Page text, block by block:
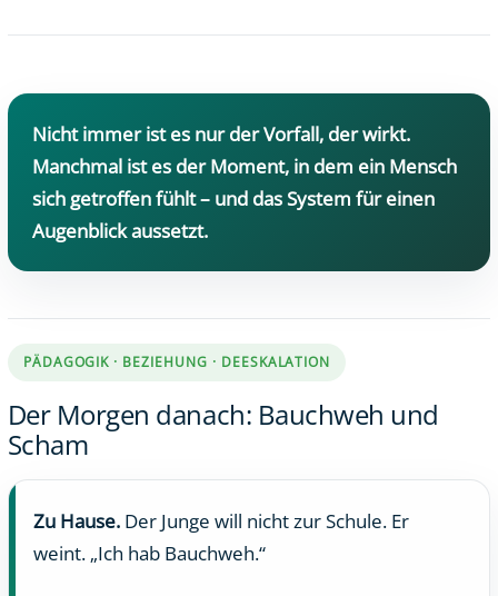
Nicht immer ist es nur der Vorfall, der wirkt.
Manchmal ist es der Moment, in dem ein Mensch
sich getroffen fühlt – und das System für einen
Augenblick aussetzt.
PÄDAGOGIK · BEZIEHUNG · DEESKALATION
Der Morgen danach: Bauchweh und
Scham
Zu Hause.Der Junge will nicht zur Schule. Er
weint. „Ich hab Bauchweh.“